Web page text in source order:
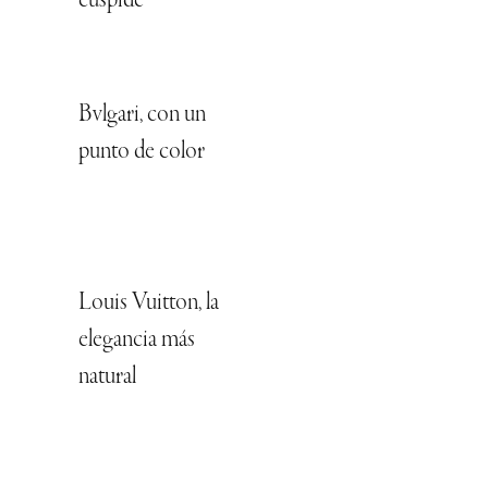
Bvlgari, con un
punto de color
Louis Vuitton, la
elegancia más
natural